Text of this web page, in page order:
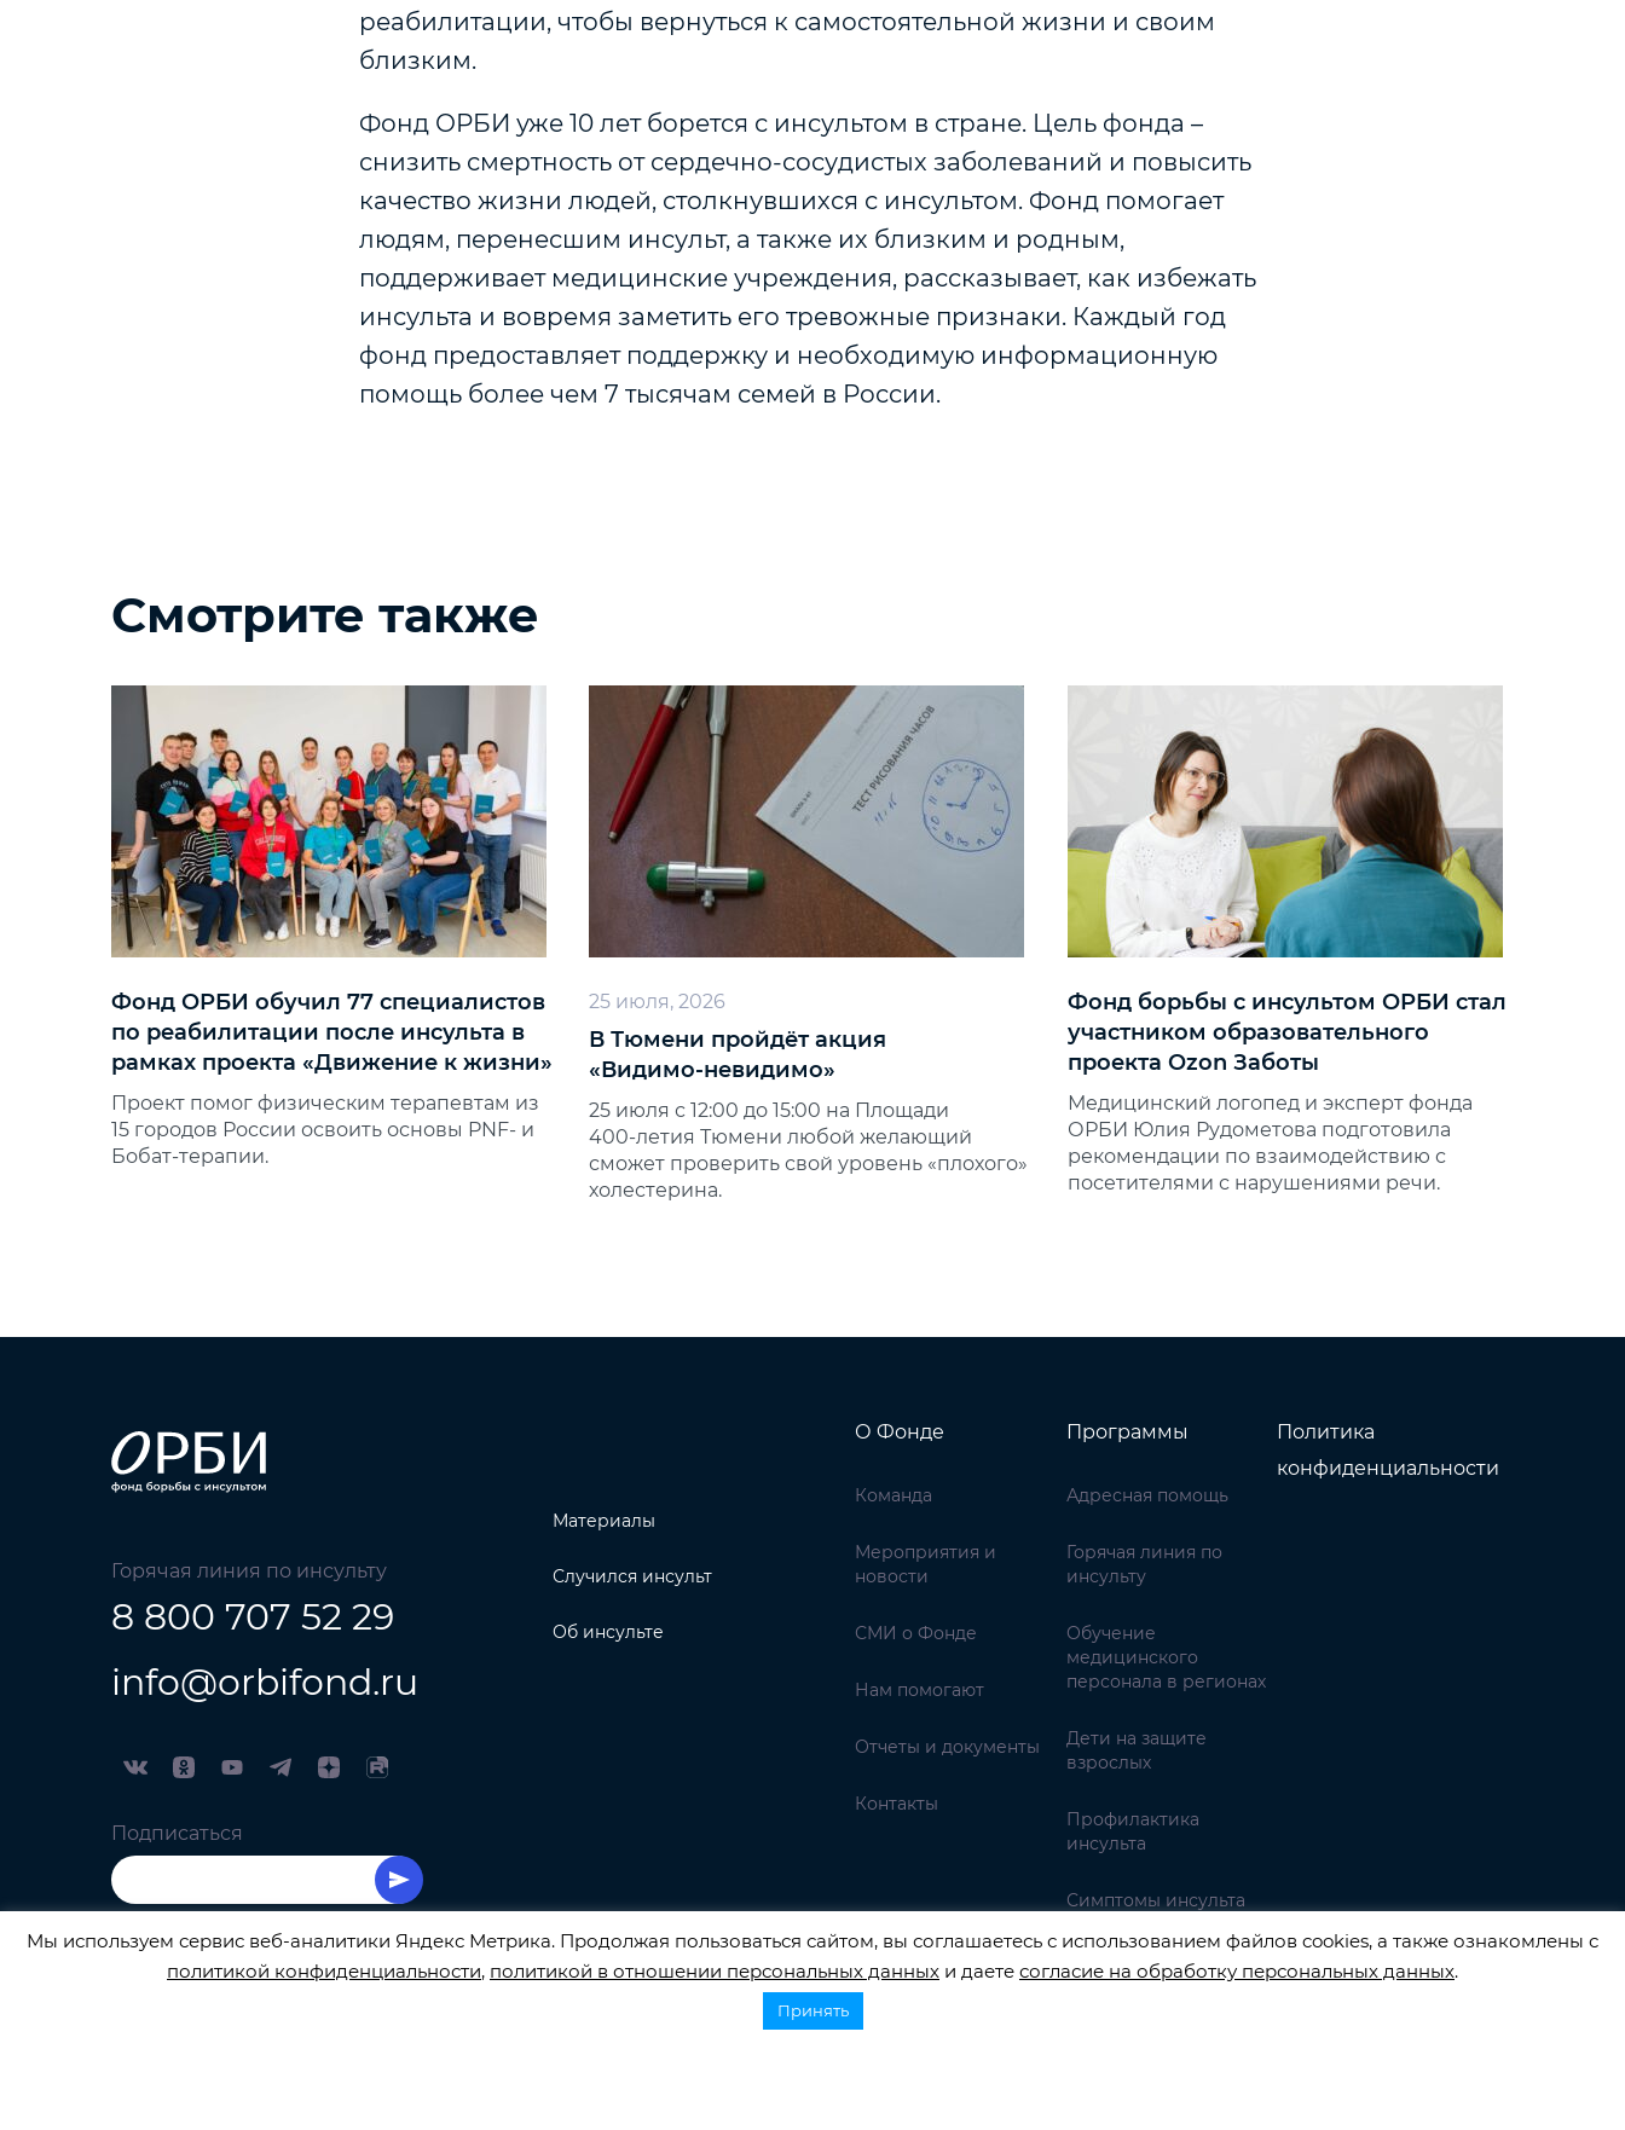
реабилитации, чтобы вернуться к самостоятельной жизни и своим
близким.
Фонд ОРБИ уже 10 лет борется с инсультом в стране. Цель фонда –
снизить смертность от сердечно-сосудистых заболеваний и повысить
качество жизни людей, столкнувшихся с инсультом. Фонд помогает
людям, перенесшим инсульт, а также их близким и родным,
поддерживает медицинские учреждения, рассказывает, как избежать
инсульта и вовремя заметить его тревожные признаки. Каждый год
фонд предоставляет поддержку и необходимую информационную
помощь более чем 7 тысячам семей в России.
Смотрите также
Фонд ОРБИ обучил 77 специалистов
по реабилитации после инсульта в
рамках проекта «Движение к жизни»
Проект помог физическим терапевтам из
15 городов России освоить основы PNF‑ и
Бобат‑терапии.
25 июля, 2026
В Тюмени пройдёт акция
«Видимо‑невидимо»
25 июля с 12:00 до 15:00 на Площади
400‑летия Тюмени любой желающий
сможет проверить свой уровень «плохого»
холестерина.
Фонд борьбы с инсультом ОРБИ стал
участником образовательного
проекта Ozon Заботы
Медицинский логопед и эксперт фонда
ОРБИ Юлия Рудометова подготовила
рекомендации по взаимодействию с
посетителями с нарушениями речи.
Горячая линия по инсульту
8 800 707 52 29
info@orbifond.ru
Подписаться
Материалы
Случился инсульт
Об инсульте
О Фонде
Команда
Мероприятия и
новости
СМИ о Фонде
Нам помогают
Отчеты и документы
Контакты
Программы
Адресная помощь
Горячая линия по
инсульту
Обучение
медицинского
персонала в регионах
Дети на защите
взрослых
Профилактика
инсульта
Симптомы инсульта
Политика
конфиденциальности
ОФИЦИАЛЬНЫЙ ОПЕРАТОР ОБРАБОТКИ ПЕРСОНАЛЬНЫХ ДАННЫХ РЕГИСТРАЦИОННЫЙ НОМЕР 77-22-133540
Мы используем сервис веб-аналитики Яндекс Метрика. Продолжая пользоваться сайтом, вы соглашаетесь с использованием файлов cookies, а также ознакомлены с
политикой конфиденциальности, политикой в отношении персональных данных и даете согласие на обработку персональных данных.
Принять